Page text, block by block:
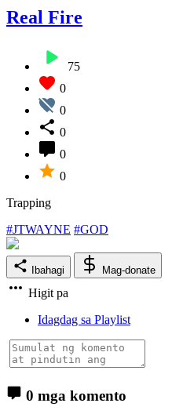
Real Fire
75
0
0
0
0
0
Trapping
#JTWAYNE #GOD
Ibahagi Mag-donate
Higit pa
Idagdag sa Playlist
0 mga komento